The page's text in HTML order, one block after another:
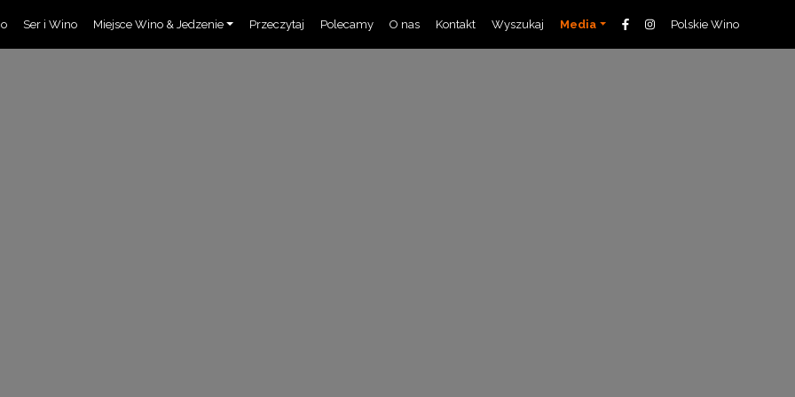
Ser i Wino Miejsce Wino & Jedzenie Przeczytaj Polecamy O nas Kontakt Wyszukaj Media Polskie Wino